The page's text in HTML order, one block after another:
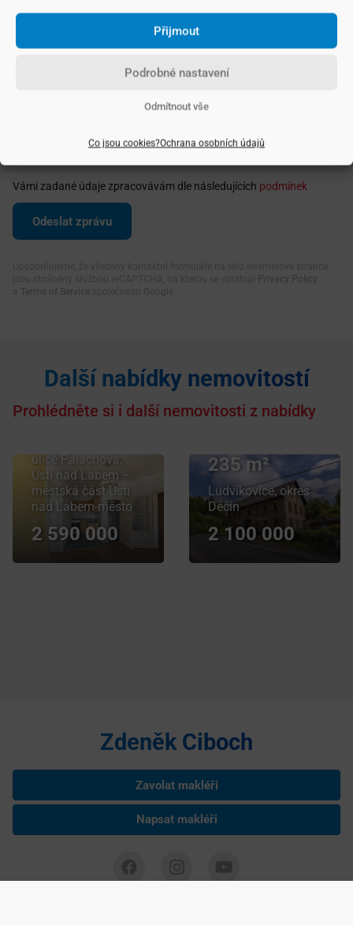
Přijmout
Odmítnout vše
Podrobné nastavení
Co jsou cookies?Ochrana osobních údajů
Vámi zadané údaje zpracovávám dle následujících podmínek
Privacy Policy
Terms of Service
Další nabídky nemovitostí
Prohlédněte si i další nemovitosti z nabídky
v osobním
vlastnictví 43
m², Ústí nad
ulice Palachova,
Ústí nad Labem –
městská část Ústí
nad Labem-město
2 590 000
235 m²
Ludvíkovice, okres
Děčín
2 100 000
Zdeněk Ciboch
Zavolat makléři
Napsat makléři